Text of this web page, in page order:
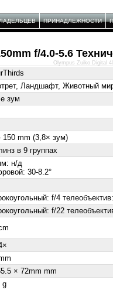
ПРИНАДЛЕЖНОСТИ
f/4.0-5.6
Ландшафт, Животный
зум
150 mm (3,8× зум)
в 9 группах
н/д
30-8.2°
f/4
f/22
× 72mm mm
g
Olympus Zuiko Digital